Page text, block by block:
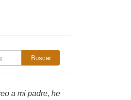
Buscar
a mi padre, he